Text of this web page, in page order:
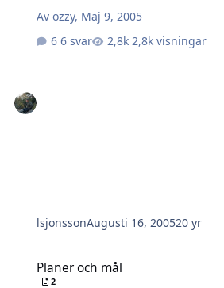
Avozzy, Maj 9, 2005
6 svar
2,8k visningar
lsjonssonAugusti 16, 200520 yr
Planer och mål
2